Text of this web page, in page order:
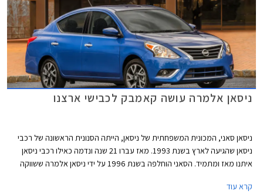
ניסאן אלמרה עושה קאמבק לכבישי ארצנו
ניסאן סאני, המכונית המשפחתית של ניסאן, הייתה הסנונית הראשונה של רכבי
ניסאן שהגיעה לארץ בשנת 1993. מאז עברו 21 שנה ונדמה כאילו רכבי ניסאן
איתנו מאז ומתמיד. הסאני הוחלפה בשנת 1996 על ידי ניסאן אלמרה ששווקה
מהיצע הרכבים אינה מקרית שכן ניסאן החלה באותה עת להתמקד ברכבים
קרא עוד